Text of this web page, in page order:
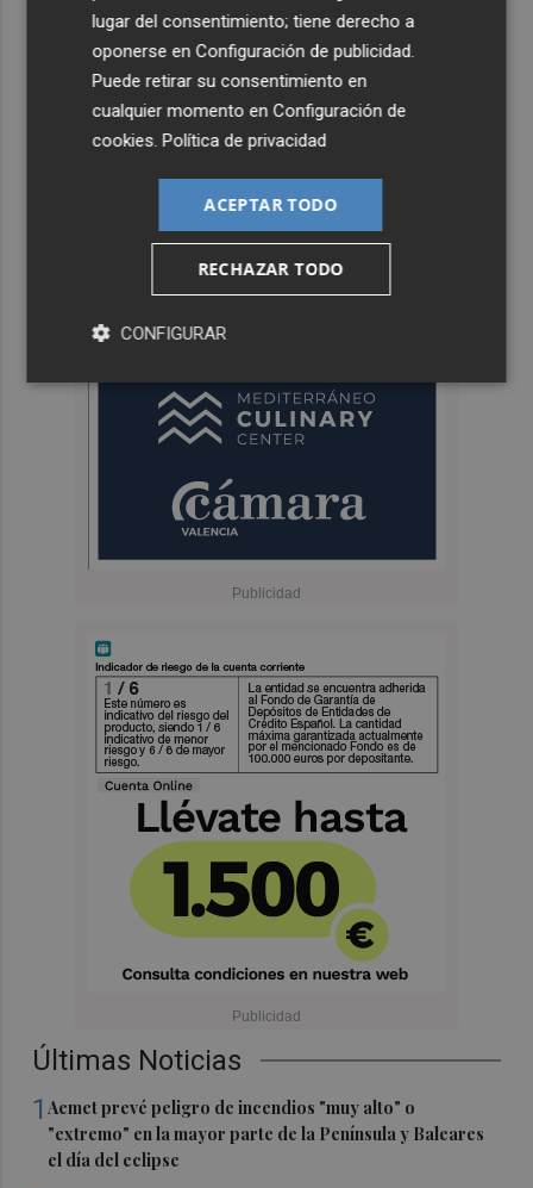
Últimas Noticias
1Aemet prevé peligro de incendios "muy alto" o
"extremo" en la mayor parte de la Península y Baleares
el día del eclipse
lugar del consentimiento; tiene derecho a
oponerse enConfiguración de publicidad.
Puede retirar su consentimiento en
cualquier momento enConfiguración de
cookies.Política de privacidad
ACEPTAR TODO
RECHAZAR TODO
CONFIGURAR